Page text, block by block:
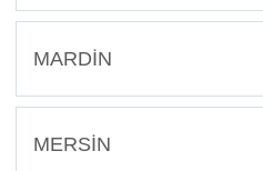
MARDİN
MERSİN